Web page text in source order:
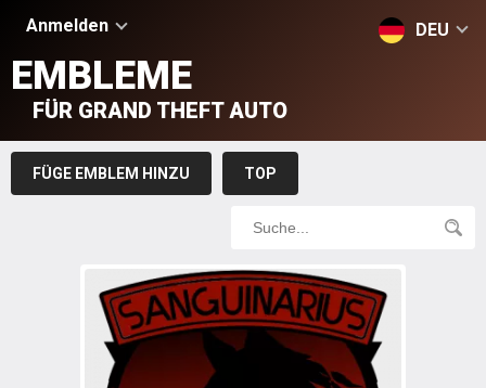
Anmelden DEU
EMBLEME
FÜR GRAND THEFT AUTO
FÜGE EMBLEM HINZU TOP